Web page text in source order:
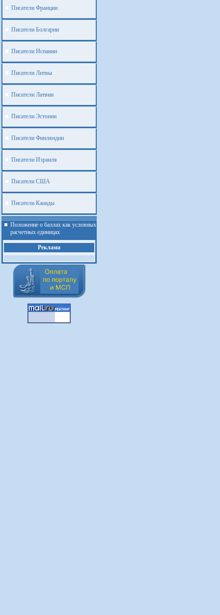
Писатели Франции
Писатели Болгарии
Писатели Испании
Писатели Литвы
Писатели Латвии
Писатели Эстонии
Писатели Финляндии
Писатели Израиля
Писатели США
Писатели Канады
Положение о баллах как условных
расчетных единицах
Реклама